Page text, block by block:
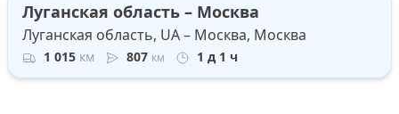
Луганская область – Москва
Луганская область, UA – Москва, Москва
1 015 км 807 км 1 д 1 ч